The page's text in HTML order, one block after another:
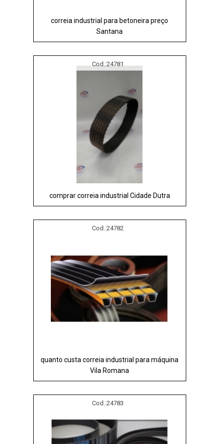
correia industrial para betoneira preço
Santana
Cod.:24781
comprar correia industrial Cidade Dutra
Cod.:24782
quanto custa correia industrial para máquina
Vila Romana
Cod.:24783